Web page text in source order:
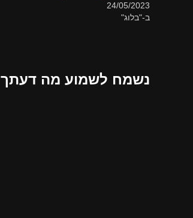
24/05/2023
ב-"בלוג"
נשמח לשמוע מה דעתך